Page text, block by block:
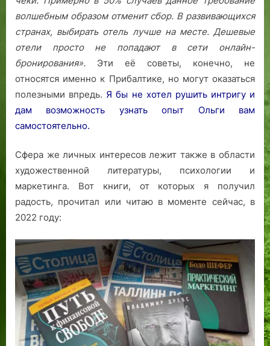
волшебным образом отменит сбор. В развивающихся
странах, выбирать отель лучше на месте. Дешевые
отели просто не попадают в сети онлайн-
бронирования». Эти её советы, конечно, не
относятся именно к Прибалтике, но могут оказаться
полезными впредь. Я бы не хотел рушить интригу и
дам возможность узнать опыт Ольги вам
самостоятельно.
Сфера же личных интересов лежит также в области
художественной литературы, психологии и
маркетинга. Вот книги, от которых я получил
радость, прочитал или читаю в моменте сейчас, в
2022 году: